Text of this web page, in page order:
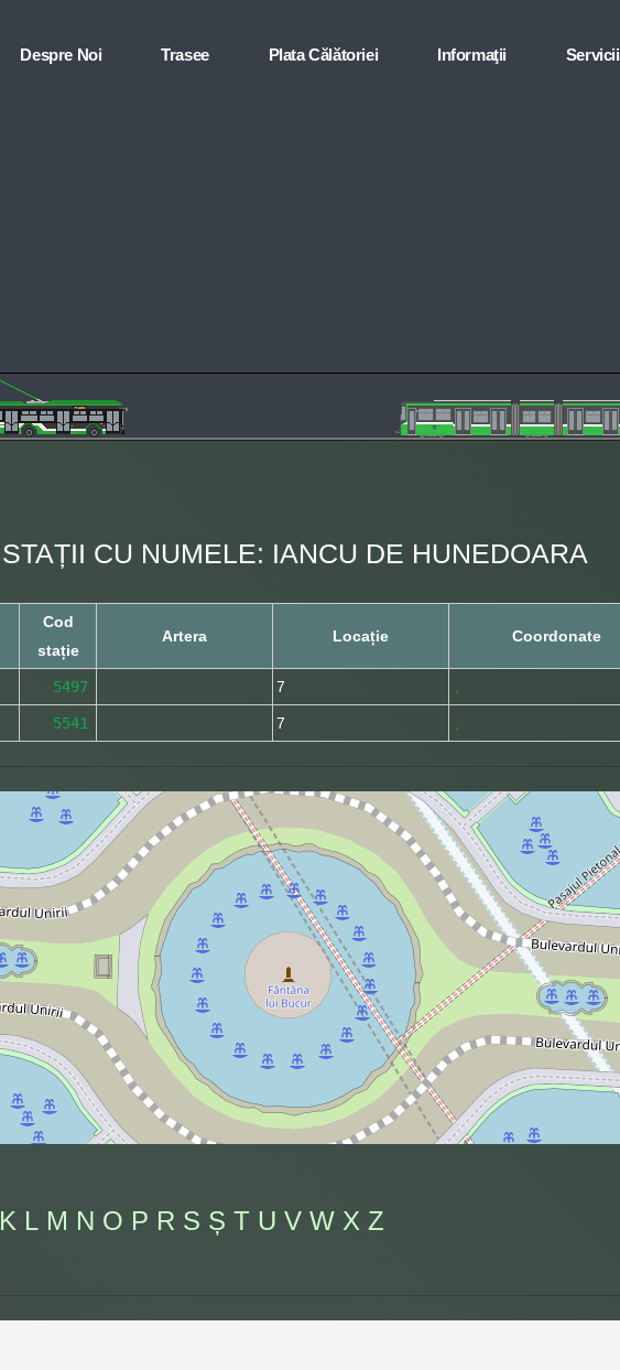
Despre Noi Trasee Plata Călătoriei Informaţii Servicii
STAȚII CU NUMELE: IANCU DE HUNEDOARA
Cod
stație
Artera Locație Coordonate
5497 7
5541 7
K L M N O P R S Ș T U V W X Z